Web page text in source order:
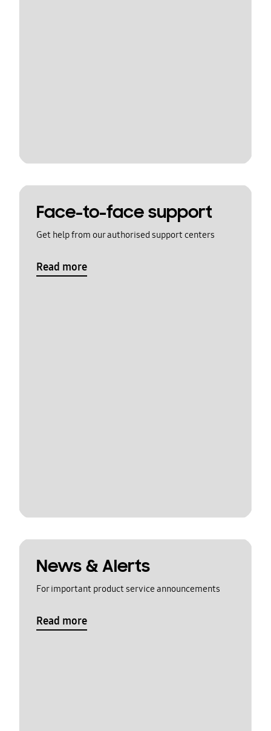
Face-to-face support
Get help from our authorised support centers
Read more
News & Alerts
For important product service announcements
Read more